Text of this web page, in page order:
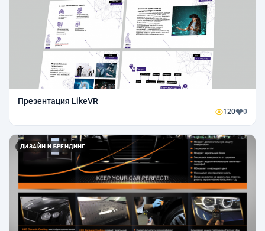
Презентация LikeVR
120 0
ДИЗАЙН И БРЕНДИНГ